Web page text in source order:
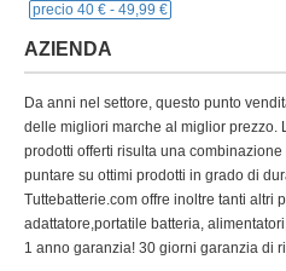
precio 40 € - 49,99 €
AZIENDA
Da anni nel settore, questo punto
delle migliori marche al miglior prezzo.
prodotti offerti risulta una
puntare su ottimi prodotti in grado di
Tuttebatterie.com offre inoltre tanti altri
adattatore,portatile batteria,
1 anno garanzia! 30 giorni garanzia di